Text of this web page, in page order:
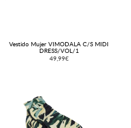
Vestido Mujer VIMODALA C/S MIDI
DRESS/VOL/1
49,99€